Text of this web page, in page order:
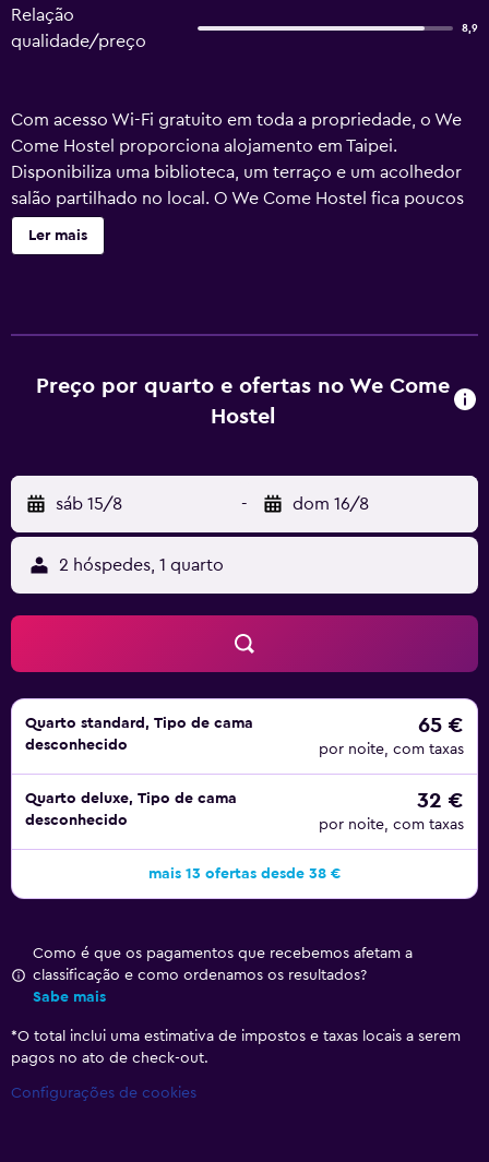
Relação
qualidade/preço
8,9
Com acesso Wi-Fi gratuito em toda a propriedade, o We
Come Hostel proporciona alojamento em Taipei.
Disponibiliza uma biblioteca, um terraço e um acolhedor
salão partilhado no local. O We Come Hostel fica poucos
passos da Rua Dihua, a 650 metros do Mercado Noturno
de Ningxia e a 800 metros do Terminal Rodoviário de
Metro de Beimen, com acesso à área comercial de
Ximending. Todas as unidades do We Come Hostel têm ar
banho privativas nas acomodações. São fornecidos
gratuitamente chinelos, champô e gel de banho. O hostel
alberga uma cozinha partilhada equipada com uma
torradeira, um forno, um micro-ondas e um frigorífico.
Também estão disponíveis na propriedade máquinas de
lavar e secar roupa que funcionam com moedas. Poderá
ser organizado um serviço de táxi, mediante pedido. São
facultados folhetos turísticos gratuitos.
Ler mais
Preço por quarto e ofertas no We Come
Hostel
sáb 15/8 - dom 16/8
2 hóspedes, 1 quarto
Quarto standard, Tipo de cama
desconhecido
65 €
por noite, com taxas
Quarto deluxe, Tipo de cama
desconhecido
32 €
por noite, com taxas
mais 13 ofertas desde 38 €
Como é que os pagamentos que recebemos afetam a
classificação e como ordenamos os resultados?
Sabe mais
*O total inclui uma estimativa de impostos e taxas locais a serem
pagos no ato de check-out.
Configurações de cookies